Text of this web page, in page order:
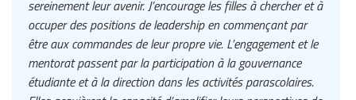
sereinement leur avenir. J’encourage les filles à chercher et à
occuper des positions de leadership en commençant par
être aux commandes de leur propre vie. L’engagement et le
mentorat passent par la participation à la gouvernance
étudiante et à la direction dans les activités parascolaires.